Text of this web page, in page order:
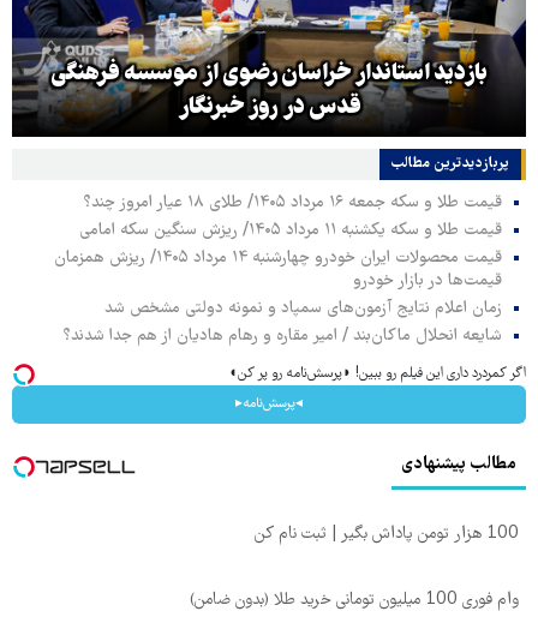
بازدید استاندار خراسان رضوی از موسسه فرهنگی
قدس در روز خبرنگار
پربازدیدترین‌ مطالب
قیمت طلا و سکه جمعه ۱۶ مرداد ۱۴۰۵/ طلای ۱۸ عیار امروز چند؟
قیمت طلا و سکه یکشنبه ۱۱ مرداد ۱۴۰۵/ ریزش سنگین سکه امامی
قیمت محصولات ایران خودرو چهارشنبه ۱۴ مرداد ۱۴۰۵/ ریزش همزمان
قیمت‌ها در بازار خودرو
زمان اعلام نتایج آزمون‌های سمپاد و نمونه دولتی مشخص شد
شایعه انحلال ماکان‌بند / امیر مقاره و رهام هادیان از هم جدا شدند؟
اگر کمردرد داری این فیلم رو ببین! ◗پرسش‌نامه رو پر کن◖
◂پرسش‌نامه▸
مطالب پیشنهادی
100 هزار تومن پاداش بگیر | ثبت نام کن
وام فوری 100 میلیون تومانی خرید طلا (بدون ضامن)